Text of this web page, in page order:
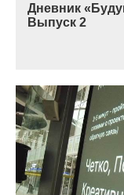
Дневник
Выпуск 2